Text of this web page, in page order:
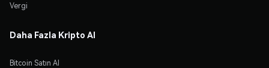
Vergi
Daha Fazla Kripto Al
Bitcoin Satın Al